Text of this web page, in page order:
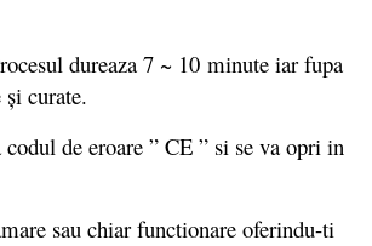
dureaza 7 ~ 10 minute iar fupa
curate.
de eroare ” CE ” si se va opri in
sau chiar functionare oferindu-ti